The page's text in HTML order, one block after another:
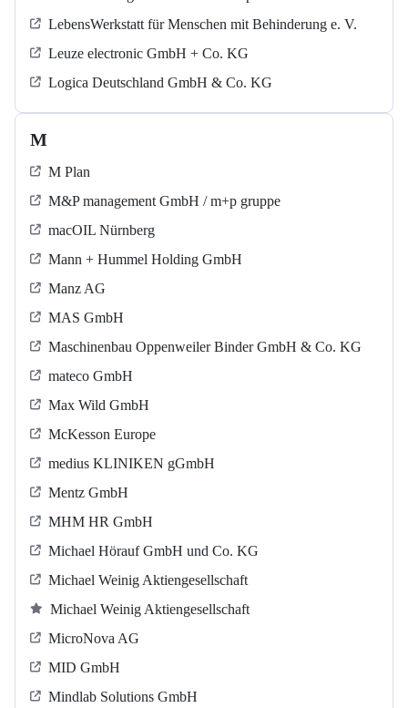
LebensWerkstatt für Menschen mit Behinderung e. V.
Leuze electronic GmbH + Co. KG
Logica Deutschland GmbH & Co. KG
M
M Plan
M&P management GmbH / m+p gruppe
macOIL Nürnberg
Mann + Hummel Holding GmbH
Manz AG
MAS GmbH
Maschinenbau Oppenweiler Binder GmbH & Co. KG
mateco GmbH
Max Wild GmbH
McKesson Europe
medius KLINIKEN gGmbH
Mentz GmbH
MHM HR GmbH
Michael Hörauf GmbH und Co. KG
Michael Weinig Aktiengesellschaft
Michael Weinig Aktiengesellschaft
MicroNova AG
MID GmbH
Mindlab Solutions GmbH